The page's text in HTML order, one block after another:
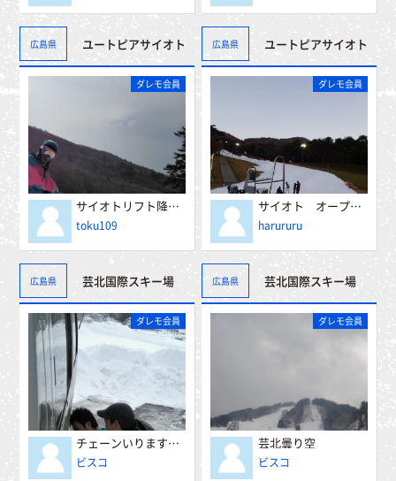
広島県 ユートピアサイオト
ダレモ会員
サイオトリフト降りてすぐ
toku109
広島県 ユートピアサイオト
ダレモ会員
サイオト オープン♪
harururu
広島県 芸北国際スキー場
ダレモ会員
チェーンいりますよ。
ビスコ
広島県 芸北国際スキー場
ダレモ会員
芸北曇り空
ビスコ